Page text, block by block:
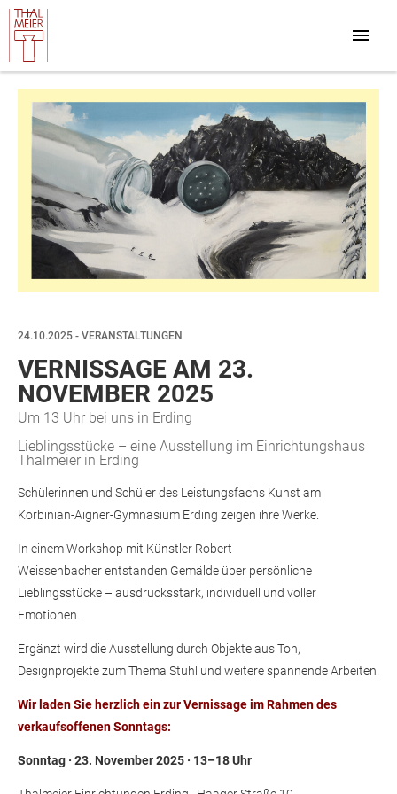
24.10.2025 - VERANSTALTUNGEN
VERNISSAGE AM 23.
NOVEMBER 2025
Um 13 Uhr bei uns in Erding
Lieblingsstücke – eine Ausstellung im Einrichtungshaus
Thalmeier in Erding
Schülerinnen und Schüler des Leistungsfachs Kunst am
Korbinian-Aigner-Gymnasium Erding zeigen ihre Werke.
In einem Workshop mit Künstler Robert
Weissenbacherentstanden Gemälde über persönliche
Lieblingsstücke – ausdrucksstark, individuell und voller
Emotionen.
Ergänzt wird die Ausstellung durch Objekte aus Ton,
Designprojekte zum Thema Stuhl und weitere spannende Arbeiten.
Wir laden Sie herzlich ein zur Vernissage imRahmen des
verkaufsoffenen Sonntags:
Sonntag · 23. November 2025 · 13–18 Uhr